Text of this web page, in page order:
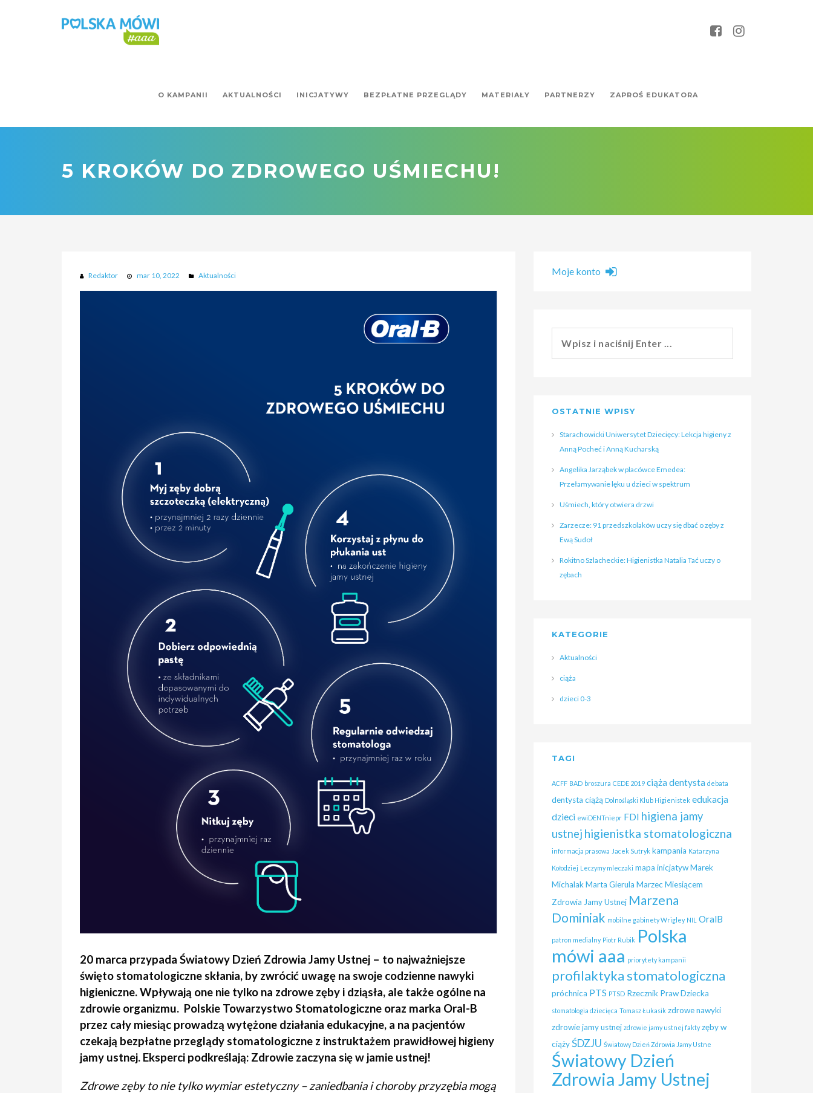
O KAMPANII AKTUALNOŚCI INICJATYWY BEZPŁATNE PRZEGLĄDY MATERIAŁY PARTNERZY ZAPROŚ EDUKATORA
5 KROKÓW DO ZDROWEGO UŚMIECHU!
Redaktor mar 10, 2022 Aktualności
20 marca przypada Światowy Dzień Zdrowia Jamy Ustnej – to najważniejsze
święto stomatologiczne skłania, by zwrócić uwagę na swoje codzienne nawyki
higieniczne. Wpływają one nie tylko na zdrowe zęby i dziąsła, ale także ogólne na
zdrowie organizmu. Polskie Towarzystwo Stomatologiczne oraz marka Oral-B
przez cały miesiąc prowadzą wytężone działania edukacyjne, a na pacjentów
czekają bezpłatne przeglądy stomatologiczne z instruktażem prawidłowej higieny
jamy ustnej. Eksperci podkreślają: Zdrowie zaczyna się w jamie ustnej!
Zdrowe zęby to nie tylko wymiar estetyczny – zaniedbania i choroby przyzębia mogą
Moje konto
OSTATNIE WPISY
Starachowicki Uniwersytet Dziecięcy: Lekcja higieny z
Anną Pocheć i Anną Kucharską
Angelika Jarząbek w placówce Emedea:
Przełamywanie lęku u dzieci w spektrum
Uśmiech, który otwiera drzwi
Zarzecze: 91 przedszkolaków uczy się dbać o zęby z
Ewą Sudoł
Rokitno Szlacheckie: Higienistka Natalia Tać uczy o
zębach
KATEGORIE
Aktualności
ciąża
dzieci 0-3
TAGI
ACFF BAD broszura CEDE 2019 ciąża dentysta debata
dentysta ciążą Dolnośląski Klub Higienistek edukacja
dzieci ewiDENTniepr FDI higiena jamy
ustnej higienistka stomatologiczna
informacja prasowa Jacek Sutryk kampania Katarzyna
Kołodziej Leczymy mleczaki mapa inicjatywMarek
MichalakMarta Gierula Marzec Miesiącem
Zdrowia Jamy Ustnej Marzena
Dominiak mobilne gabinety Wrigley NIL OralB
patron medialny Piotr Rubik Polska
mówi aaa priorytety kampanii
profilaktyka stomatologiczna
próchnica PTS PTSD Rzecznik Praw Dziecka
stomatologia dziecięca Tomasz Łukasik zdrowe nawyki
zdrowie jamy ustnej zdrowie jamy ustnej fakty zęby w
ciążyŚDZJU Światowy Dzień Zdrowia Jamy Ustne
Światowy Dzień
Zdrowia Jamy Ustnej